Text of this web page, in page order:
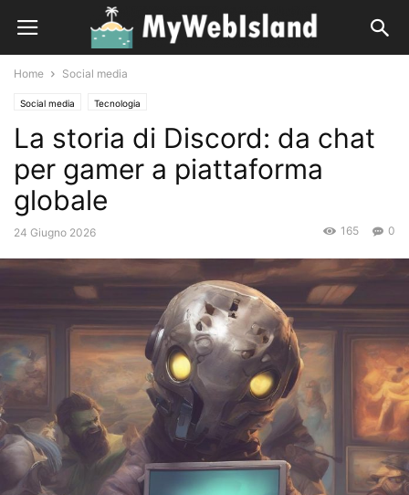
Home Social media
Social media Tecnologia
La storia di Discord: da chat
per gamer a piattaforma
globale
24 Giugno 2026 0
165